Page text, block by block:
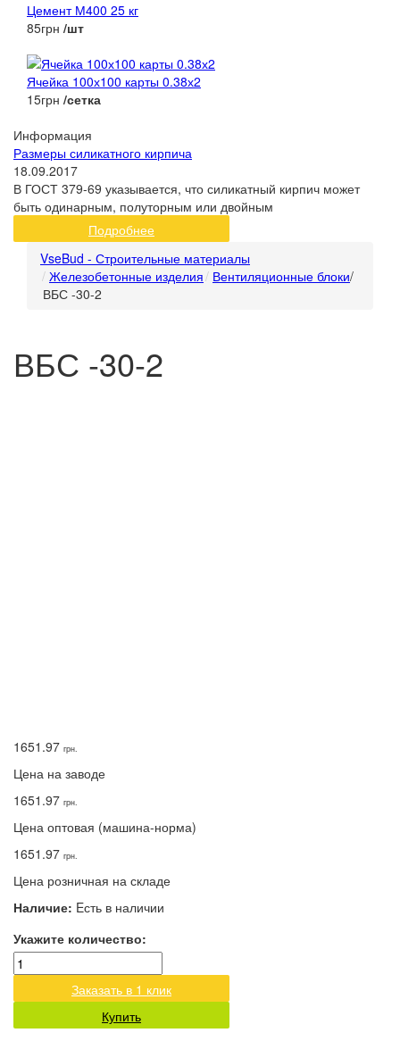
Цемент М400 25 кг
85грн /шт
Ячейка 100х100 карты 0.38х2
15грн /сетка
Информация
Размеры силикатного кирпича
18.09.2017
В ГОСТ 379-69 указывается, что силикатный кирпич может
быть одинарным, полуторным или двойным
Подробнее
VseBud - Строительные материалы
Железобетонные изделия Вентиляционные блоки/
ВБС -30-2
ВБС -30-2
1651.97 грн.
Цена на заводе
1651.97 грн.
Цена оптовая (машина-норма)
1651.97 грн.
Цена розничная на складе
Наличие: Eсть в наличии
Укажите количество:
Заказать в 1 клик
Купить